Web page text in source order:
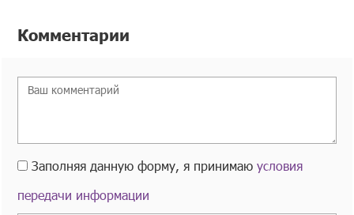
Комментарии
Заполняя данную форму, я принимаюусловия
передачи информации